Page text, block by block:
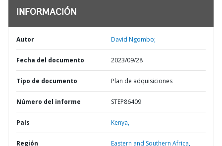
INFORMACIÓN
Autor David Ngombo;
Fecha del documento 2023/09/28
Tipo de documento Plan de adquisiciones
Número del informe STEP86409
País Kenya,
Región Eastern and Southern Africa,